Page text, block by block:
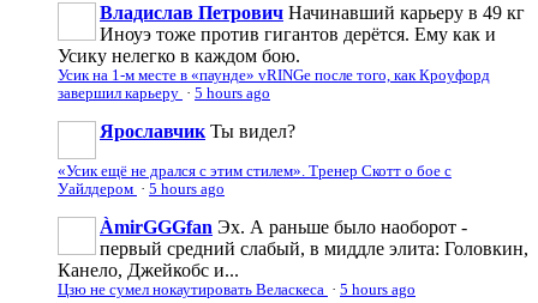
Владислав Петрович Начинавший карьеру в 49 кг
Иноуэ тоже против гигантов дерётся. Ему как и
Усику нелегко в каждом бою.
Усик на 1-м месте в «паунде» vRINGe после того, как Кроуфорд
завершил карьеру · 5 hours ago
Ярославчик Ты видел?
«Усик ещё не дрался с этим стилем». Тренер Скотт о бое с
Уайлдером · 5 hours ago
ÀmirGGGfan Эх. А раньше было наоборот -
первый средний слабый, в миддле элита: Головкин,
Канело, Джейкобс и...
Цзю не сумел нокаутировать Веласкеса · 5 hours ago